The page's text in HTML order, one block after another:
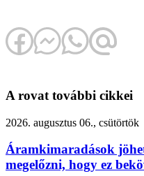
A rovat további cikkei
2026. augusztus 06., csütörtök
Áramkimaradások
megelőzni, hogy ez